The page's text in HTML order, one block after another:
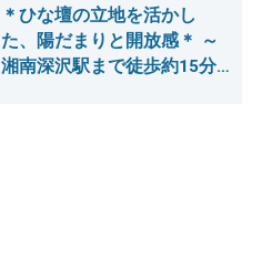
＊ひな壇の立地を活かし
た、陽だまりと開放感＊ ～
湘南深沢駅まで徒歩約15分